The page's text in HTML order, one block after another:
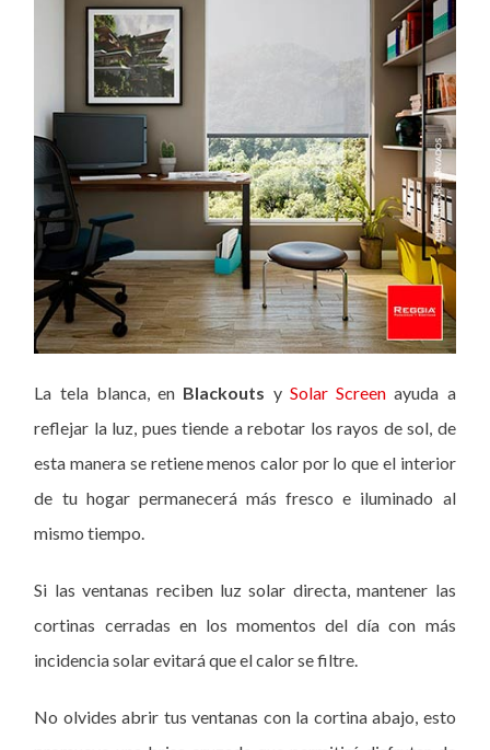
La tela blanca, en Blackouts y Solar Screen ayuda a
reflejar la luz, pues tiende a rebotar los rayos de sol, de
esta manera se retiene menos calor por lo que el interior
de tu hogar permanecerá más fresco e iluminado al
mismo tiempo.
Si las ventanas reciben luz solar directa, mantener las
cortinas cerradas en los momentos del día con más
incidencia solar evitará que el calor se filtre.
No olvides abrir tus ventanas con la cortina abajo, esto